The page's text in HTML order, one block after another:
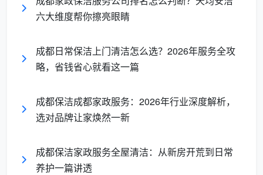
成都天均安洁保洁的核心服务体系，可以归纳为以
服务
具体品类
家庭
常规
日常保洁、深度保洁、
专项
厨房重油污拆洗、卫生
六大维度帮你擦亮眼睛
成都日常保洁上门清洁怎么选？2026年服务全攻
略，省钱省心就看这一篇
成都保洁成都家政服务：2026年行业深度解析，
选对品牌让家焕然一新
成都保洁家政服务全屋清洁：从新房开荒到日常
养护一篇讲透